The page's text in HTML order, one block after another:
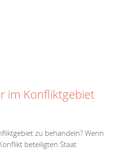
im Konfliktgebiet
zu behandeln? Wenn
beteiligten Staat